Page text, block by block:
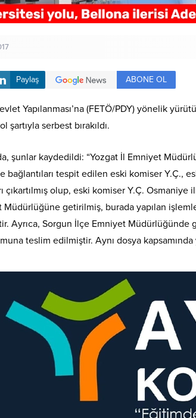
Paylaş ABONE OL
Yapılanması’na (FETÖ/PDY) yönelik
serbest bırakıldı.
şunlar kaydedildi: “Yozgat İl Emniyet
tespit edilen eski komiser Y.Ç.,
çıkartılmış olup, eski komiser Y.Ç.
getirilmiş, burada yapılan
Ayrıca, Sorgun İlçe Emniyet Müdürlüğünde
teslim edilmiştir. Aynı dosya